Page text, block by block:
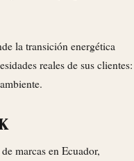
la transición energética
reales de sus clientes:
marcas en Ecuador,